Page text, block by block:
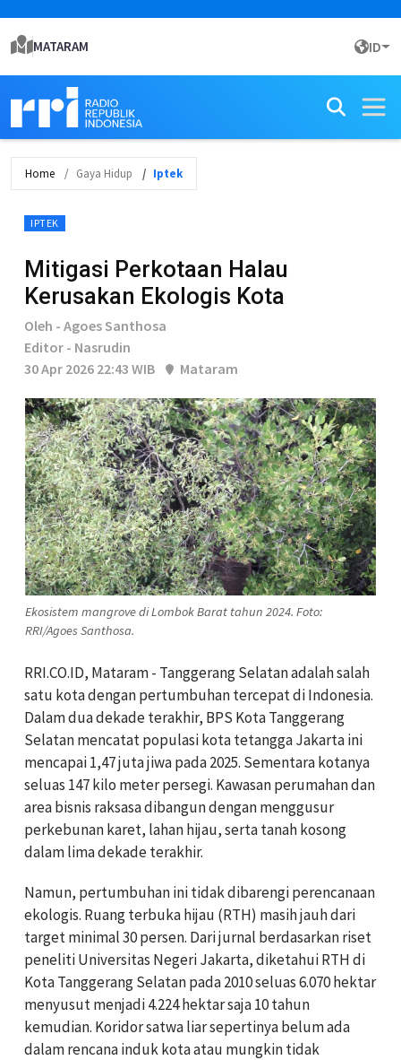
MATARAM ID
Home Gaya Hidup Iptek
IPTEK
Mitigasi Perkotaan Halau
Kerusakan Ekologis Kota
Oleh - Agoes Santhosa
Editor - Nasrudin
30 Apr 2026 22:43 WIB
Mataram
Ekosistem mangrove di Lombok Barat tahun 2024. Foto:
RRI/Agoes Santhosa.
RRI.CO.ID, Mataram - Tanggerang Selatan adalah salah
satu kota dengan pertumbuhan tercepat di Indonesia.
Dalam dua dekade terakhir, BPS Kota Tanggerang
Selatan mencatat populasi kota tetangga Jakarta ini
mencapai 1,47 juta jiwa pada 2025. Sementara kotanya
seluas 147 kilo meter persegi. Kawasan perumahan dan
area bisnis raksasa dibangun dengan menggusur
perkebunan karet, lahan hijau, serta tanah kosong
dalam lima dekade terakhir.
Namun, pertumbuhan ini tidak dibarengi perencanaan
ekologis. Ruang terbuka hijau (RTH) masih jauh dari
target minimal 30 persen. Dari jurnal berdasarkan riset
peneliti Universitas Negeri Jakarta, diketahui RTH di
Kota Tanggerang Selatan pada 2010 seluas 6.070 hektar
menyusut menjadi 4.224 hektar saja 10 tahun
kemudian. Koridor satwa liar sepertinya belum ada
dalam rencana induk kota atau mungkin tidak